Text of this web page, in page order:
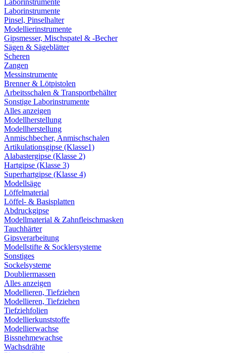
Laborinstrumente
Laborinstrumente
Pinsel, Pinselhalter
Modellierinstrumente
Gipsmesser, Mischspatel & -Becher
Sägen & Sägeblätter
Scheren
Zangen
Messinstrumente
Brenner & Lötpistolen
Arbeitsschalen & Transportbehälter
Sonstige Laborinstrumente
Alles anzeigen
Modellherstellung
Modellherstellung
Anmischbecher, Anmischschalen
Artikulationsgipse (Klasse1)
Alabastergipse (Klasse 2)
Hartgipse (Klasse 3)
Superhartgipse (Klasse 4)
Modellsäge
Löffelmaterial
Löffel- & Basisplatten
Abdruckgipse
Modellmaterial & Zahnfleischmasken
Tauchhärter
Gipsverarbeitung
Modellstifte & Socklersysteme
Sonstiges
Sockelsysteme
Doubliermassen
Alles anzeigen
Modellieren, Tiefziehen
Modellieren, Tiefziehen
Tiefziehfolien
Modellierkunststoffe
Modellierwachse
Bissnehmewachse
Wachsdrähte